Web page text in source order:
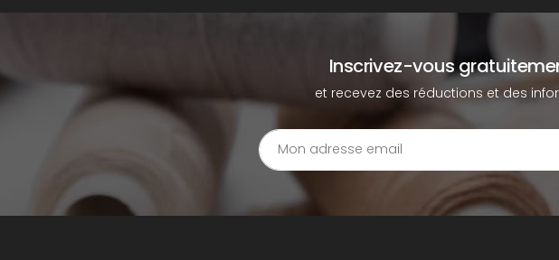
Inscrivez-vous
et recevez des réductions et des